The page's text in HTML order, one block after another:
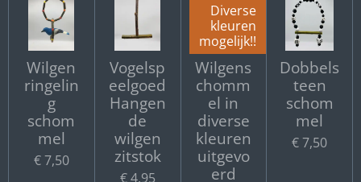
Wilgen
ringelin
g
schom
mel
€ 7,50
Vogelsp
eelgoed
Hangen
de
wilgen
zitstok
€ 4,95
Diverse
kleuren
mogelijk!!
Wilgens
chomm
el in
diverse
kleuren
uitgevo
erd
Dobbels
teen
schom
mel
€ 7,50